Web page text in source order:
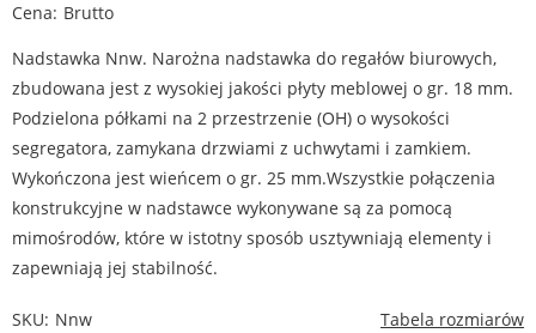
Cena Brutto
Nadstawka Nnw. Narożna nadstawka do regałów biurowych,
zbudowana jest z wysokiej jakości płyty meblowej o gr. 18 mm.
Podzielona półkami na 2 przestrzenie (OH) o wysokości
segregatora, zamykana drzwiami z uchwytami i zamkiem.
Wykończona jest wieńcem o gr. 25 mm.Wszystkie połączenia
konstrukcyjne w nadstawce wykonywane są za pomocą
mimośrodów, które w istotny sposób usztywniają elementy i
zapewniają jej stabilność.
Tabela rozmiarów
SKU Nnw